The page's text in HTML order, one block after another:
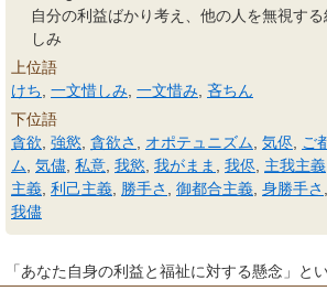
自分の利益ばかり考え、他の人を無視す
しみ
上位語
けち 一文惜しみ 一文惜み 吝ちん
下位語
貪欲 強慾 貪欲さ オポテュニズム 気侭 ご
ム 気儘 私意 我慾 我がまま 我侭 主我主義
主義 利己主義 勝手さ 御都合主義 身勝手さ
我儘
「あなた自身の利益と福祉に対する懸念」と